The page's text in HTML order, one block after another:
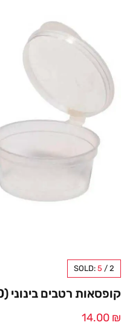
SOLD: 5 / 2
קופסאות רטבים בינוני (50 במארז)
14.00 ₪